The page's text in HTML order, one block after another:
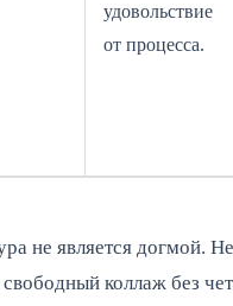
удовольствие
от процесса.
не является догмой.
коллаж без